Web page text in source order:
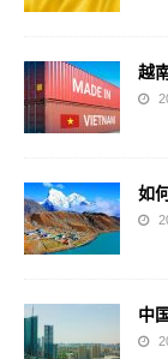
越
如
中